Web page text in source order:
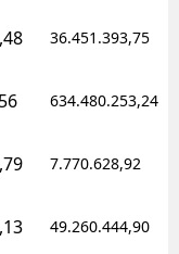
36.451.393,75
634.480.253,24
7.770.628,92
49.260.444,90